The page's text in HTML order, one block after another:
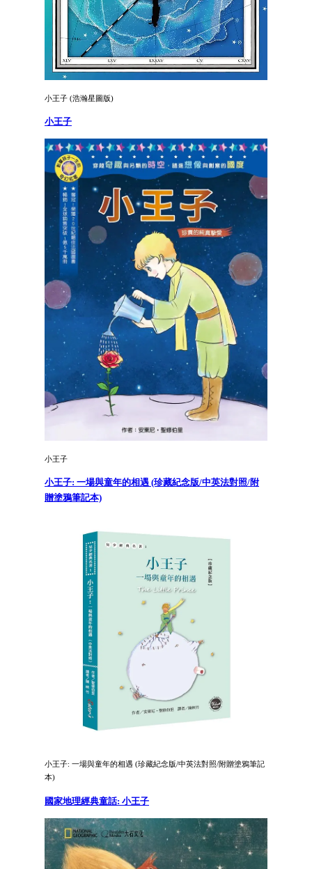
小王子 (浩瀚星圖版)
小王子
小王子
小王子: 一場與童年的相遇 (珍藏紀念版/中英法對照/附
贈塗鴉筆記本)
小王子: 一場與童年的相遇 (珍藏紀念版/中英法對照/附贈塗鴉筆記
本)
國家地理經典童話: 小王子